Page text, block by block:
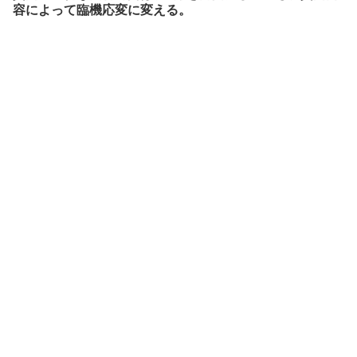
容によって臨機応変に変える。